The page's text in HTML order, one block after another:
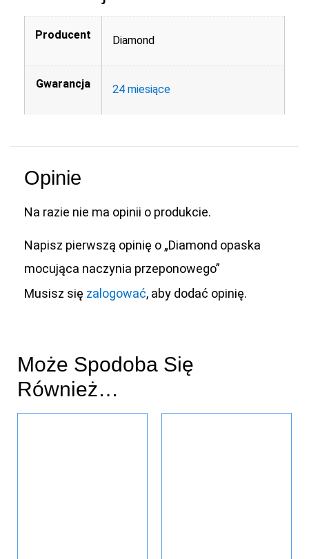
Producent Diamond
Gwarancja 24 miesiące
Opinie
Na razie nie ma opinii o produkcie.
Napisz pierwszą opinię o „Diamond opaska
mocująca naczynia przeponowego”
Musisz się zalogować, aby dodać opinię.
Może Spodoba Się
Również…